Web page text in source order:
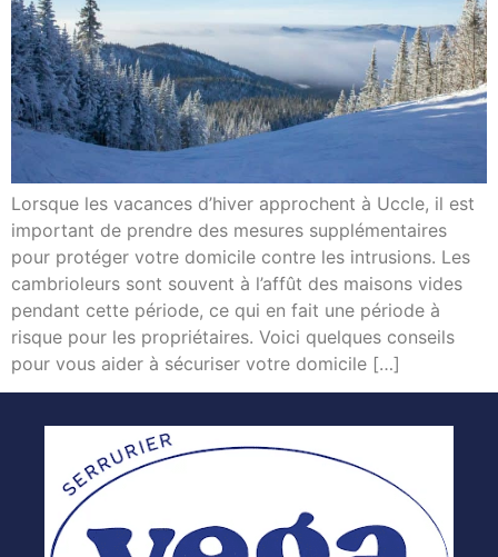
Lorsque les vacances d’hiver approchent à Uccle, il est
important de prendre des mesures supplémentaires
pour protéger votre domicile contre les intrusions. Les
cambrioleurs sont souvent à l’affût des maisons vides
pendant cette période, ce qui en fait une période à
risque pour les propriétaires. Voici quelques conseils
pour vous aider à sécuriser votre domicile […]